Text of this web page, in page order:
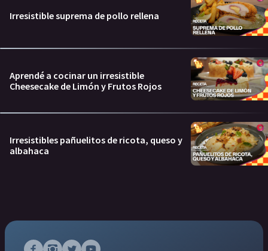
Irresistible suprema de pollo rellena
Aprendé a cocinar un irresistible
Cheesecake de Limón y Frutos Rojos
Irresistibles pañuelitos de ricota, queso y
albahaca